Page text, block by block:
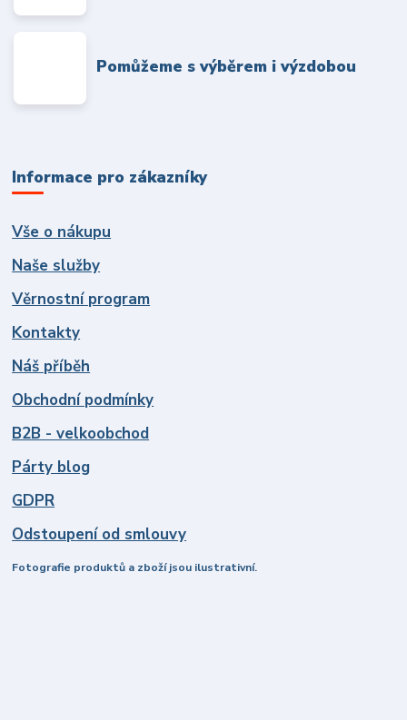
Pomůžeme s výběrem i výzdobou
Informace pro zákazníky
Vše o nákupu
Naše služby
Věrnostní program
Kontakty
Náš příběh
Obchodní podmínky
B2B - velkoobchod
Párty blog
GDPR
Odstoupení od smlouvy
Fotografie produktů a zboží jsou ilustrativní.